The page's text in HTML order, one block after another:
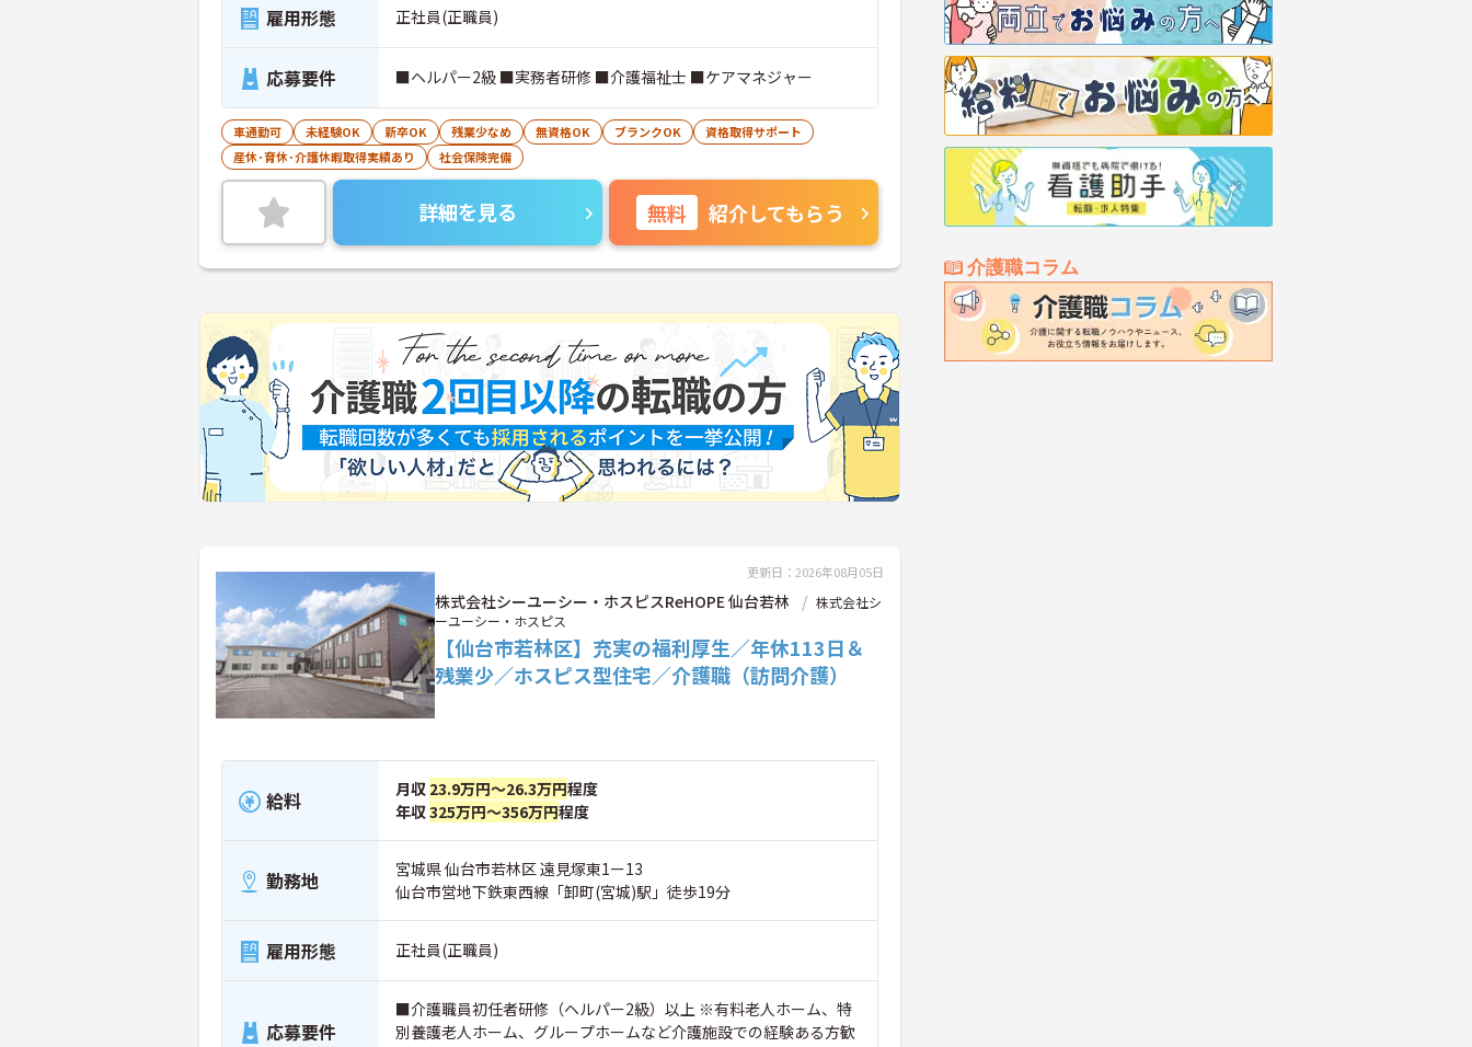
介護職コラム
雇用形態 正社員(正職員)
応募要件 ■ヘルパー2級 ■実務者研修 ■介護福祉士 ■ケアマネジャー
車通勤可 未経験OK 新卒OK 残業少なめ 無資格OK ブランクOK
資格取得サポート
産休･育休･介護休暇取得実績あり
社会保険完備
詳細を見る 無料 紹介してもらう
更新日：2026年08月05日
株式会社シーユーシー・ホスピスReHOPE 仙台若林
株式会社シ
ーユーシー・ホスピス
【仙台市若林区】充実の福利厚生／年休113日＆
残業少／ホスピス型住宅／介護職（訪問介護）
給料 月収 23.9万円～26.3万円程度
年収325万円～356万円程度
勤務地
宮城県 仙台市若林区 遠見塚東1ー13
仙台市営地下鉄東西線「卸町(宮城)駅」徒歩19分
雇用形態 正社員(正職員)
応募要件
■介護職員初任者研修（ヘルパー2級）以上 ※有料老人ホーム、特
別養護老人ホーム、グループホームなど介護施設での経験ある方歓